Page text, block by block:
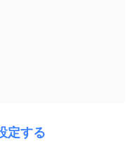
定する